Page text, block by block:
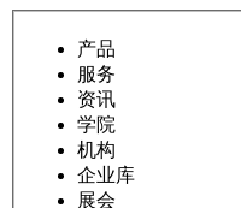
产品
服务
资讯
学院
机构
企业库
展会